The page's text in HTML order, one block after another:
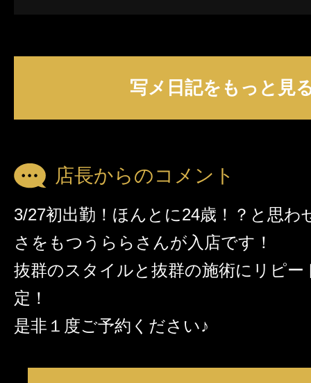
写メ日記をもっと見
店長からのコメント
3/27初出勤！ほんとに24歳！？と思わ
さをもつうららさんが入店です！
抜群のスタイルと抜群の施術にリピ
定！
是非１度ご予約ください♪